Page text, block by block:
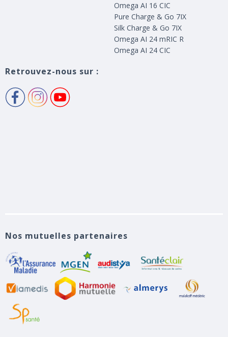
Omega AI 16 CIC
Pure Charge & Go 7IX
Silk Charge & Go 7IX
Omega AI 24 mRIC R
Omega AI 24 CIC
Retrouvez-nous sur :
Nos mutuelles partenaires